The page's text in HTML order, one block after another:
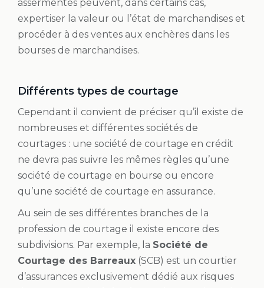
assermentés peuvent, dans certains cas,
expertiser la valeur ou l’état de marchandises et
procéder à des ventes aux enchères dans les
bourses de marchandises.
Différents types de courtage
Cependant il convient de préciser qu’il existe de
nombreuses et différentes sociétés de
courtages : une société de courtage en crédit
ne devra pas suivre les mêmes règles qu’une
société de courtage en bourse ou encore
qu’une société de courtage en assurance.
Au sein de ses différentes branches de la
profession de courtage il existe encore des
subdivisions. Par exemple, la Société de
Courtage des Barreaux (SCB) est un courtier
d’assurances exclusivement dédié aux risques